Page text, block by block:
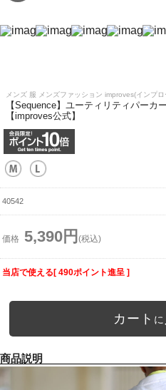
メンズ 服 メンズファッション improves(インプ
【Sequence】ユーティリティパーカ
【improves公式】
40542
価格 5,390円 (税込)
当店で使える[ 490ポイント進呈 ]
カート に
商品説明